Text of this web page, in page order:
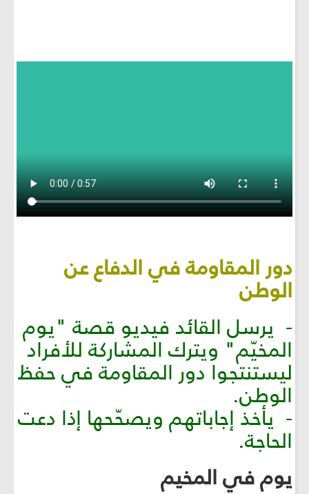
دور المقاومة في الدفاع عن
الوطن
- يرسل القائد فيديو قصة "يوم
المخيّم" ويترك المشاركة للأفراد
ليستنتجوا دور المقاومة في حفظ
الوطن.
- يأخذ إجاباتهم ويصحّحها إذا دعت
الحاجة.
يوم في المخيم